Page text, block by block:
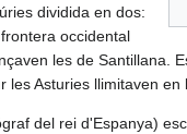
dividida en dos:
occidental
les de Santillana.
les Asturies llimitaven en
del rei d'Espanya)